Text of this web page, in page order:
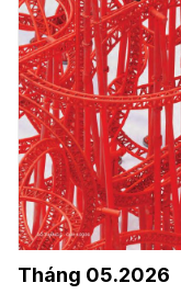
Tháng 05.2026